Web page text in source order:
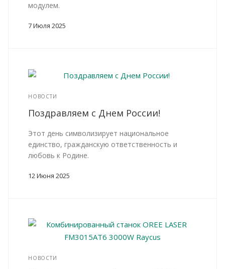
модулем.
7 Июля 2025
НОВОСТИ
Поздравляем с Днем России!
Этот день символизирует национальное
единство, гражданскую ответственность и
любовь к Родине.
12 Июня 2025
НОВОСТИ